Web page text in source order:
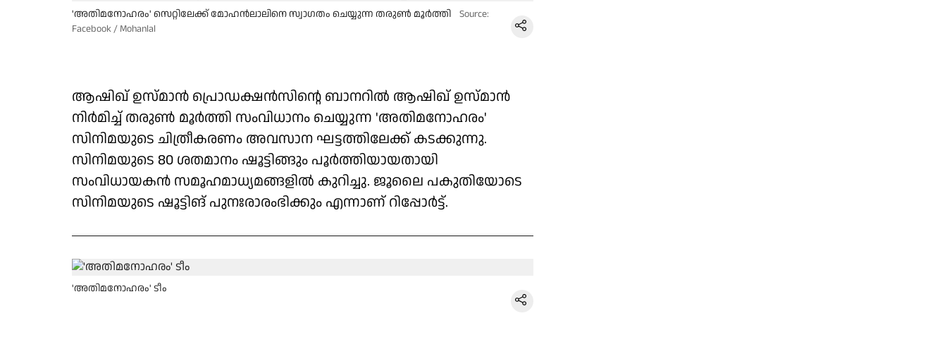
'അതിമനോഹരം' സെറ്റിലേക്ക് മോഹൻലാലിനെ സ്വാഗതം ചെയ്യുന്ന തരുൺ മൂർത്തി Source:
Facebook / Mohanlal
ആഷിഖ് ഉസ്മാൻ പ്രൊഡക്ഷൻസിന്റെ ബാനറിൽ ആഷിഖ് ഉസ്‌മാൻ
നിർമിച്ച് തരുൺ മൂർത്തി സംവിധാനം ചെയ്യുന്ന 'അതിമനോഹരം'
സിനിമയുടെ ചിത്രീകരണം അവസാന ഘട്ടത്തിലേക്ക് കടക്കുന്നു.
സിനിമയുടെ 80 ശതമാനം ഷൂട്ടിങ്ങും പൂർത്തിയായതായി
സംവിധായകൻ സമൂഹമാധ്യമങ്ങളിൽ കുറിച്ചു. ജൂലൈ പകുതിയോടെ
സിനിമയുടെ ഷൂട്ടിങ് പുനഃരാരംഭിക്കും എന്നാണ് റിപ്പോർട്ട്.
'അതിമനോഹരം' ടീം